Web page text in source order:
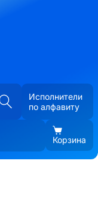
Исполнители
по алфавиту
Корзина